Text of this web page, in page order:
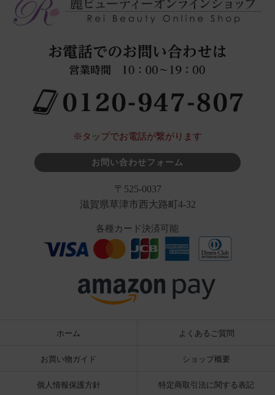
※タップでお電話が繋がります
お問い合わせフォーム
〒525-0037
滋賀県草津市西大路町4-32
各種カード決済可能
ホーム よくあるご質問
お買い物ガイド ショップ概要
個人情報保護方針 特定商取引法に関する表記